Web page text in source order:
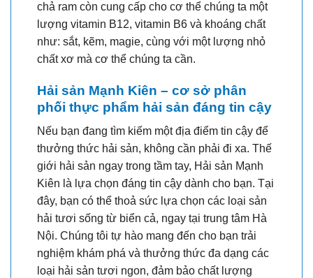
chả ram còn cung cấp cho cơ thể chúng ta một
lượng vitamin B12, vitamin B6 và khoáng chất
như: sắt, kẽm, magie, cùng với một lượng nhỏ
chất xơ mà cơ thể chúng ta cần.
Hải sản Mạnh Kiên – cơ sở phân
phối thực phẩm hải sản đáng tin cậy
Nếu bạn đang tìm kiếm một địa điểm tin cậy để
thưởng thức hải sản, không cần phải đi xa. Thế
giới hải sản ngay trong tầm tay, Hải sản Mạnh
Kiên là lựa chọn đáng tin cậy dành cho bạn. Tại
đây, bạn có thể thoả sức lựa chọn các loại sản
hải tươi sống từ biển cả, ngay tại trung tâm Hà
Nội. Chúng tôi tự hào mang đến cho bạn trải
nghiệm khám phá và thưởng thức đa dạng các
loại hải sản tươi ngon, đảm bảo chất lượng